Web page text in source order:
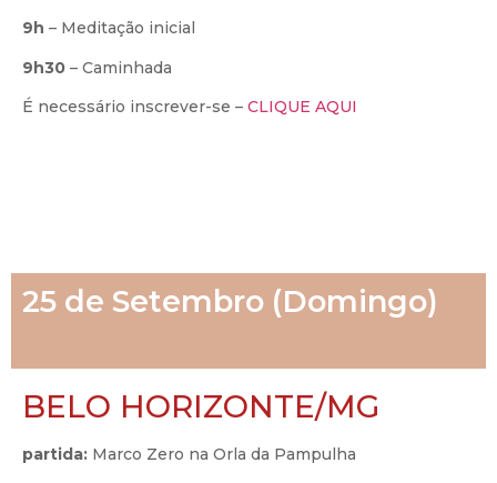
9h – Meditação inicial
9h30 – Caminhada
É necessário inscrever-se – CLIQUE AQUI
25 de Setembro (Domingo)
BELO HORIZONTE/MG
partida: Marco Zero na Orla da Pampulha